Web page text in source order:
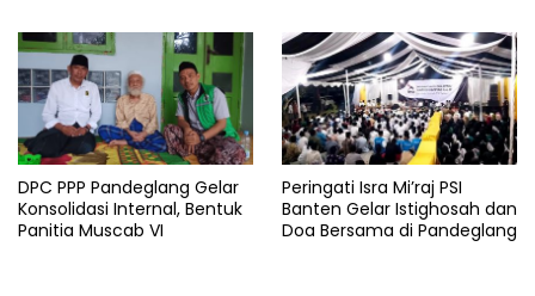
DPC PPP Pandeglang Gelar
Konsolidasi Internal, Bentuk
Panitia Muscab VI
Peringati Isra Mi’raj PSI
Banten Gelar Istighosah dan
Doa Bersama di Pandeglang